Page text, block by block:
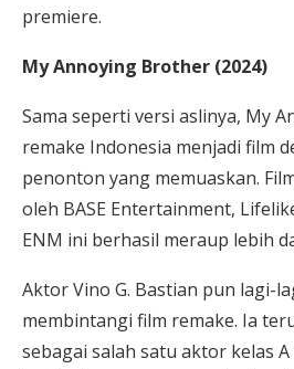
premiere.
My Annoying Brother (2024)
Sama seperti versi aslinya, My
remake Indonesia menjadi film
penonton yang memuaskan.
oleh BASE Entertainment,
ENM ini berhasil meraup lebih
Aktor Vino G. Bastian pun lagi-
membintangi film remake. Ia
sebagai salah satu aktor kelas